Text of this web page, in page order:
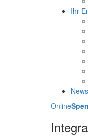
Ihr
News
Online